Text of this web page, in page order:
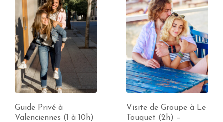
Guide Privé à
Valenciennes (1 à 10h)
Visite de Groupe à Le
Touquet (2h) –